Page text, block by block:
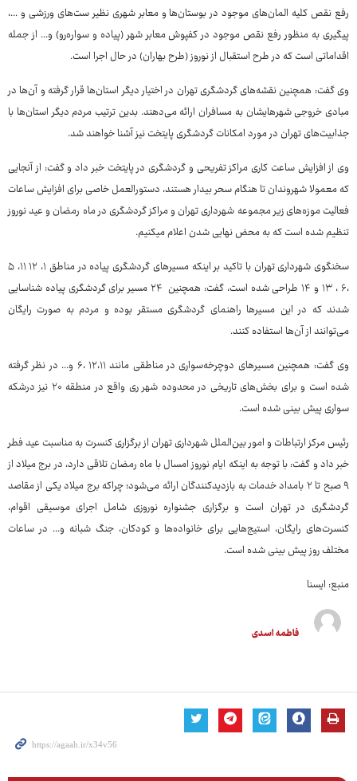
رفع نقص کلیه المان‌های موجود در بوستان‌ها و معابر شهری نظیر ست‌های ورزشی و ...،
پیگیری به منظور رفع نقص موجود در کفپوش معابر شهر (پیاده و سواره‌رو) و... از جمله
اقداماتی است که در طرح استقبال از نوروز (طرح بهاران) در حال اجرا است.
وی گفت: همچنین نقشه‌های گردشگری تهران در اختیار دیگر استان‌ها قرار گرفته و آن‌ها در
مبادی خروجی شهرهایشان به مسافران ارائه می‌دهند. بدین ترتیب مردم دیگر استان‌ها با
جذابیت‌های تهران در مورد امکانات گردشگری پایتخت نیز آشنا خواهند شد.
وی از افزایش ساعت کاری مراکز تفریحی و گردشگری در پایتخت خبر داد و گفت: از آنجایی
که معمولا شهروندان تا هنگام سحر بیدار هستند، دستورالعمل خاصی برای افزایش ساعات
فعالیت موزه‌های زیر مجموعه شهرداری تهران و مراکز گردشگری در ماه رمضان و عید نوروز
تنظیم شده است که به محض نهایی شدن اعلام میکنیم.
سخنگوی شهرداری تهران با تاکید بر اینکه مسیرهای گردشگری پیاده در مناطق ۱، ۱۲ ۱۱، ۵
،۶ ، ۱۳ و ۱۴ طراحی شده است، گفت: همچنین ۲۴ مسیر برای گردشگری پیاده شناسایی
شدند که در این مسیرها راهنمای گردشگری مستقر بوده و مردم به صورت رایگان
می‌توانند از آن‌ها استفاده کنند.
وی گفت: همچنین مسیرهای دوچرخه‌سواری در مناطقی مانند ۱۲،۱۱ ،۶ و... در نظر گرفته
شده است و برای بخش‌های تاریخی در محدوده شهر ری واقع در منطقه ۲۰ نیز درشکه
سواری پیش بینی شده است.
رئیس مرکز ارتباطات و امور بین‌الملل شهرداری تهران از برگزاری کنسرت به مناسبت عید فطر
خبر داد و گفت: با توجه به اینکه ایام نوروز امسال با ماه رمضان تلاقی دارد، در برج میلاد از
۹ صبح تا ۲ بامداد خدمات به بازدیدکنندگان ارائه می‌شود؛ چراکه برج میلاد یکی از مقاصد
گردشگری در تهران است و برگزاری جشنواره نوروزی شامل اجرای موسیقی اقوام،
کنسرت‌های رایگان، استیج‌هایی برای خانواده‌ها و کودکان، جنگ شبانه و... در ساعات
مختلف روز پیش بینی شده است.
منبع: ایسنا
فاطمه اسدی